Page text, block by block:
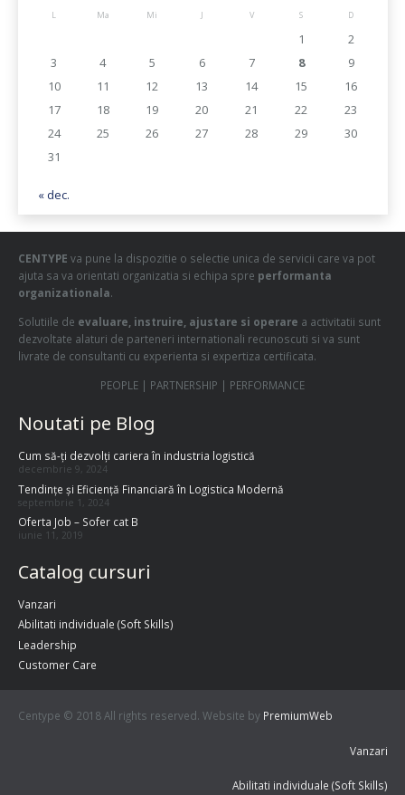
L Ma Mi J V S D
1
2
3
4 5 6 7 8
9
10
11 12 13 14 15
16
17
18 19 20 21 22
23
24
25 26 27 28 29
30
31
« dec.
CENTYPE va pune la dispozitie o selectie unica de servicii care va pot
ajuta sa va orientati organizatia si echipa spre performanta
organizationala.
Solutiile de evaluare, instruire, ajustare si operare a activitatii sunt
dezvoltate alaturi de parteneri internationali recunoscuti si va sunt
livrate de consultanti cu experienta si expertiza certificata.
PEOPLE | PARTNERSHIP | PERFORMANCE
Noutati pe Blog
Cum să-ți dezvolți cariera în industria logistică
decembrie 9, 2024
Tendințe și Eficiență Financiară în Logistica Modernă
septembrie 1, 2024
Oferta Job – Sofer cat B
iunie 11, 2019
Catalog cursuri
Vanzari
Abilitati individuale (Soft Skills)
Leadership
Customer Care
Centype © 2018 All rights reserved. Website by PremiumWeb
Vanzari
Abilitati individuale (Soft Skills)